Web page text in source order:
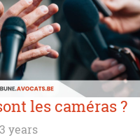
les caméras ?
years